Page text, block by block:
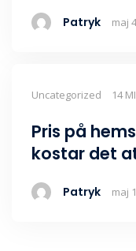
Patryk maj
Uncategorized 14
Pris på
kostar det
Patryk maj